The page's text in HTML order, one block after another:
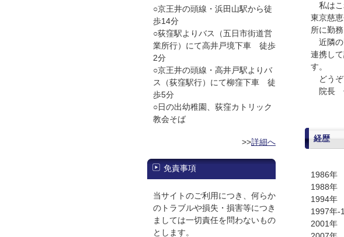
私はこ
東京慈
所に勤
近隣の
連携し
す。
どうぞ
院長
経歴
1986年
1988年
1994年
1997年-
2001年
○京王井の頭線・浜田山駅から徒
歩14分
○荻窪駅よりバス（五日市街道営
業所行）にて高井戸境下車 徒歩
2分
○京王井の頭線・高井戸駅よりバ
ス（荻窪駅行）にて柳窪下車 徒
歩5分
○日の出幼稚園、荻窪カトリック
教会そば
>>詳細へ
免責事項
当サイトのご利用につき、何らか
のトラブルや損失・損害等につき
ましては一切責任を問わないもの
とします。